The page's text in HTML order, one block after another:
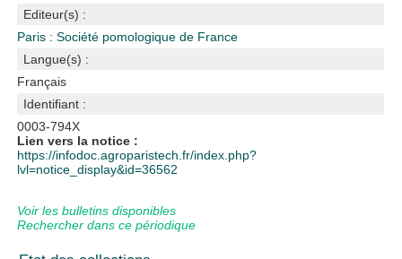
Editeur(s) :
Paris : Société pomologique de France
Langue(s) :
Français
Identifiant :
0003-794X
Lien vers la notice :
https://infodoc.agroparistech.fr/index.php?
lvl=notice_display&id=36562
Voir les bulletins disponibles
Rechercher dans ce périodique